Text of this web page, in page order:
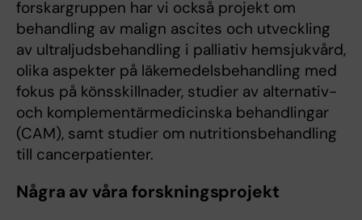
forskargruppen har vi också projekt om
behandling av malign ascites och utveckling
av ultraljudsbehandling i palliativ hemsjukvård,
olika aspekter på läkemedelsbehandling med
fokus på könsskillnader, studier av alternativ-
och komplementärmedicinska behandlingar
(CAM), samt studier om nutritionsbehandling
till cancerpatienter.
Några av våra forskningsprojekt